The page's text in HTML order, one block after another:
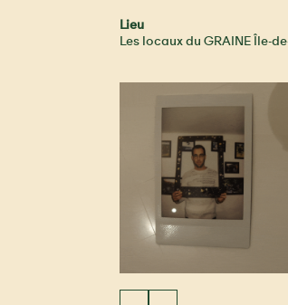
Lieu
Les locaux du GRAINE Île-